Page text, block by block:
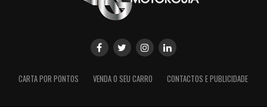
CARTA POR PONTOS VENDA O SEU CARRO CONTACTOS E PUBLICIDADE